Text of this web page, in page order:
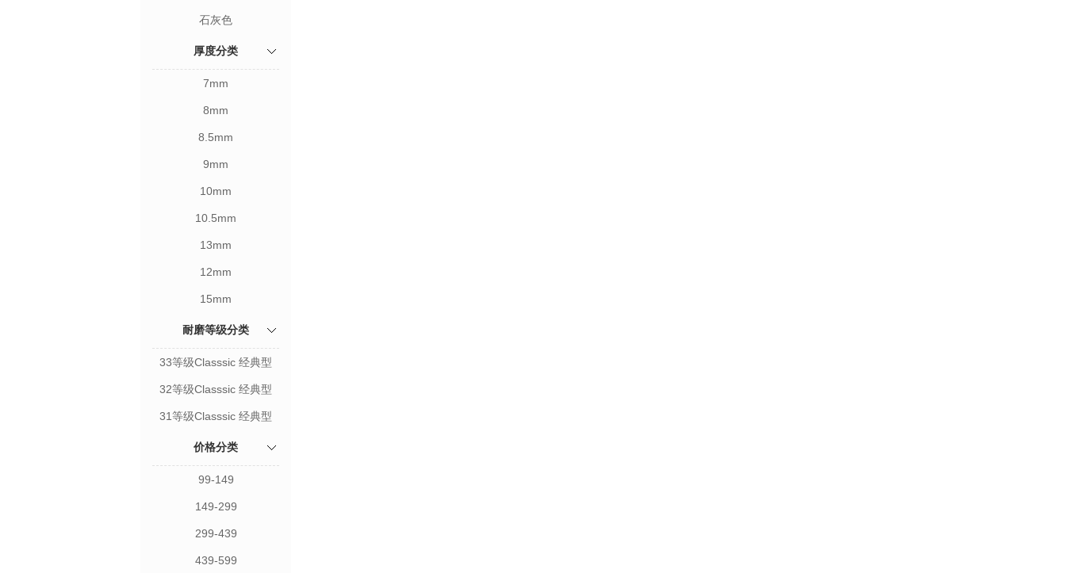
石灰色
厚度分类
7mm
8mm
8.5mm
9mm
10mm
10.5mm
13mm
12mm
15mm
耐磨等级分类
33等级Classsic 经典型
32等级Classsic 经典型
31等级Classsic 经典型
价格分类
99-149
149-299
299-439
439-599